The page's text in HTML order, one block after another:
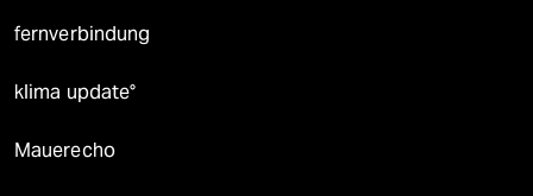
fernverbindung
klima update°
Mauerecho